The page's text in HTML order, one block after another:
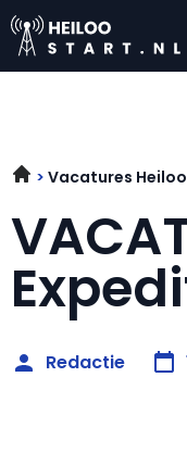
Vacatures Heiloo
Redactie